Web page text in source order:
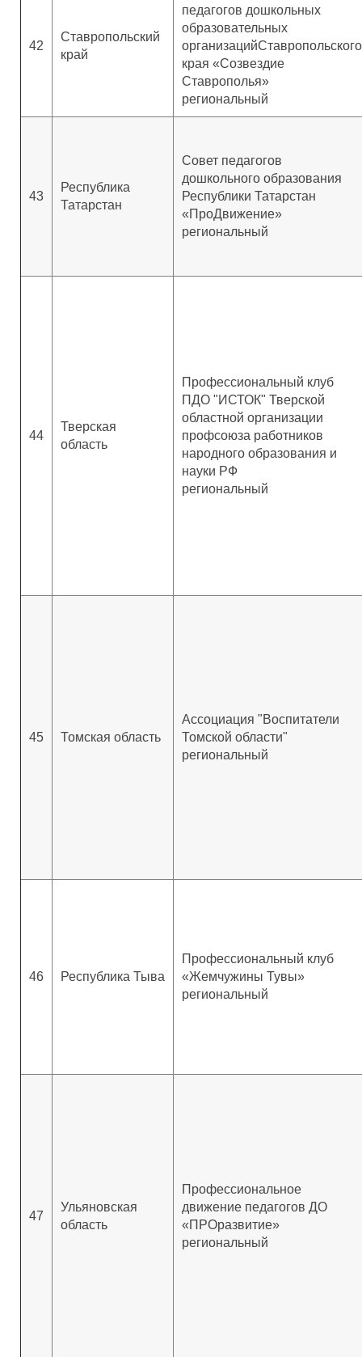
42
Ставропольский
край
педагогов дошкольных
образовательных
организацийСтавропольского
края «Созвездие
Ставрополья»
региональный
43
Республика
Татарстан
Совет педагогов
дошкольного образования
Республики Татарстан
«ПроДвижение»
региональный
44
Тверская
область
Профессиональный клуб
ПДО "ИСТОК" Тверской
областной организации
профсоюза работников
народного образования и
науки РФ
региональный
45 Томская область
Ассоциация "Воспитатели
Томской области"
региональный
46 Республика Тыва
Профессиональный клуб
«Жемчужины Тувы»
региональный
47
Ульяновская
область
Профессиональное
движение педагогов ДО
«ПРОразвитие»
региональный